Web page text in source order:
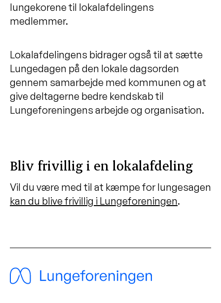
lungekorene til lokalafdelingens
medlemmer.
Lokalafdelingens bidrager også til at sætte
Lungedagen på den lokale dagsorden
gennem samarbejde med kommunen og at
give deltagerne bedre kendskab til
Lungeforeningens arbejde og organisation.
Bliv frivillig i en lokalafdeling
Vil du være med til at kæmpe for lungesagen
kan du blive frivillig i Lungeforeningen.